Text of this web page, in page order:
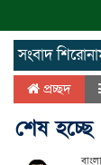
সংবাদ
দেশে কোনো
প্রচ্ছদ
শেষ হচ্ছে